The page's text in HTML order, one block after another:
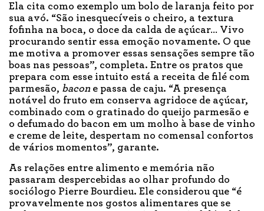
Ela cita como exemplo um bolo de laranja feito por
sua avó. “São inesquecíveis o cheiro, a textura
fofinha na boca, o doce da calda de açúcar… Vivo
procurando sentir essa emoção novamente. O que
me motiva a promover essas sensações sempre tão
boas nas pessoas”, completa. Entre os pratos que
prepara com esse intuito está a receita de filé com
parmesão, bacon e passa de caju. “A presença
notável do fruto em conserva agridoce de açúcar,
combinado com o gratinado do queijo parmesão e
o defumado do bacon em um molho à base de vinho
e creme de leite, despertam no comensal confortos
de vários momentos”, garante.
As relações entre alimento e memória não
passaram despercebidas ao olhar profundo do
sociólogo Pierre Bourdieu. Ele considerou que “é
provavelmente nos gostos alimentares que se